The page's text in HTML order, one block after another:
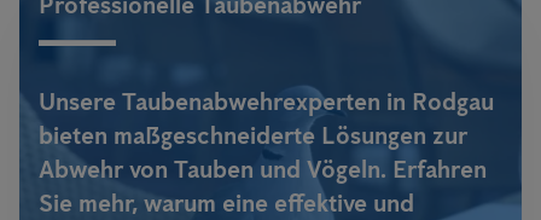
Unsere Taubenabwehrexperten in Rodgau
bieten maßgeschneiderte Lösungen zur
Abwehr von Tauben und Vögeln. Erfahren
Sie mehr, warum eine effektive und